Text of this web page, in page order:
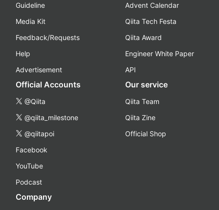
Guideline
Media Kit
Feedback/Requests
Help
Advertisement
Advent Calendar
Qiita Tech Festa
Qiita Award
Engineer White Paper
API
Official Accounts
@Qiita
@qiita_milestone
@qiitapoi
Facebook
YouTube
Podcast
Our service
Qiita Team
Qiita Zine
Official Shop
Company